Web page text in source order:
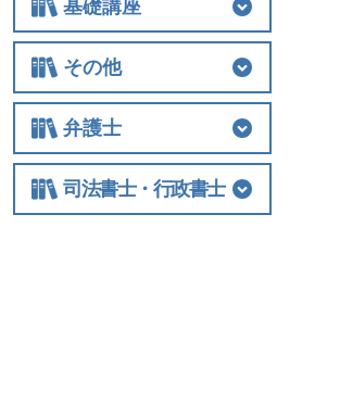
基礎講座
基礎講座
相続税
法人関連
その他
その他
士業経営
国際税務
保険
税制改正全般
ビジネス
借地権
弁護士
弁護士
相続
交通事故
離婚
労働
不動産・建築
債権回収
民事訴訟
顧客対応・顧問契約
事務所経営・運営
その他
司法書士・行政書士